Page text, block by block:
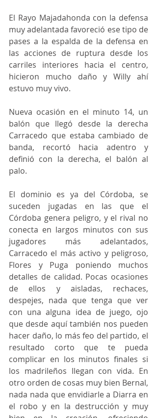
El Rayo Majadahonda con la defensa
muy adelantada favoreció ese tipo de
pases a la espalda de la defensa en
las acciones de ruptura desde los
carriles interiores hacia el centro,
hicieron mucho daño y Willy ahí
estuvo muy vivo.
Nueva ocasión en el minuto 14, un
balón que llegó desde la derecha
Carracedo que estaba cambiado de
banda, recortó hacia adentro y
definió con la derecha, el balón al
palo.
El dominio es ya del Córdoba, se
suceden jugadas en las que el
Córdoba genera peligro, y el rival no
conecta en largos minutos con sus
jugadores más adelantados,
Carracedo el más activo y peligroso,
Flores y Puga poniendo muchos
detalles de calidad. Pocas ocasiones
de ellos y aisladas, rechaces,
despejes, nada que tenga que ver
con una alguna idea de juego, ojo
que desde aquí también nos pueden
hacer daño, lo más feo del partido, el
resultado corto que te pueda
complicar en los minutos finales si
los madrileños llegan con vida. En
otro orden de cosas muy bien Bernal,
nada nada que envidiarle a Diarra en
el robo y en la destrucción y muy